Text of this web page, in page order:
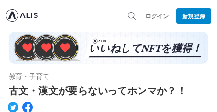
ログイン 新規登録
教育・子育て
古文・漢文が要らないってホンマか？！